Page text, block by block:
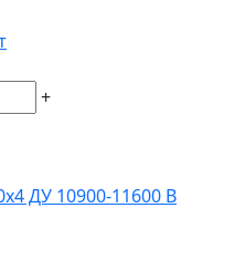
+
ДУ 10900-11600 В